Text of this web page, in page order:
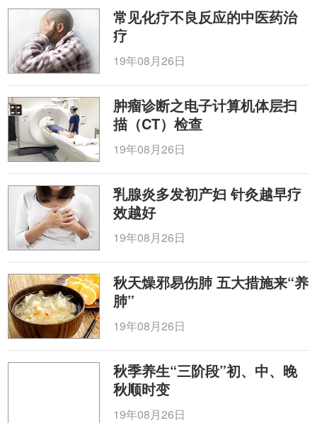
常见化疗不良反应的中医药治
疗
19年08月26日
肿瘤诊断之电子计算机体层扫
描（CT）检查
19年08月26日
乳腺炎多发初产妇 针灸越早疗
效越好
19年08月26日
秋天燥邪易伤肺 五大措施来“养
肺”
19年08月26日
秋季养生“三阶段”初、中、晚
秋顺时变
19年08月26日